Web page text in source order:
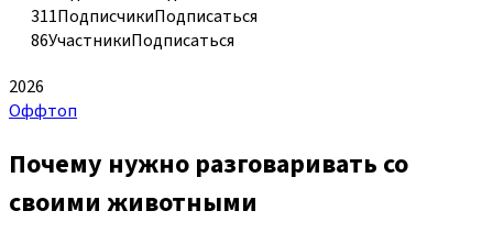
311ПодписчикиПодписаться
86УчастникиПодписаться
2026
Оффтоп
Почему нужно разговаривать со
своими животными